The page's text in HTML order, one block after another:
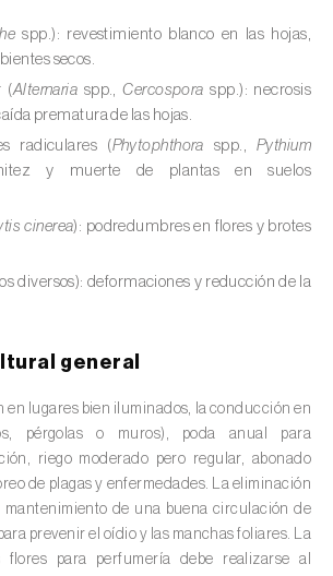
(Saccharum spp.
(Cannabis sativa)
spp.)
carambola
(
sativa )
spp.)
cereale)
avium L.)
spp.): revestimiento blanco en las hojas,
secos.
(Alternaria spp.,Cercospora spp.): necrosis
prematura de las hojas.
radiculares (Phytophthora spp., Pythium
y muerte de plantas en suelos
cinerea): podredumbres en flores y brotes
diversos): deformaciones y reducción de la
general
en lugares bien iluminados, la conducción en
pérgolas o muros), poda anual para
riego moderado pero regular, abonado
de plagas y enfermedades. La eliminación
mantenimiento de una buena circulación de
prevenir el oídio y las manchas foliares. La
flores para perfumería debe realizarse al